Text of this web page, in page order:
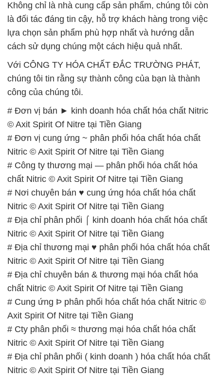
Không chỉ là nhà cung cấp sản phẩm, chúng tôi còn
là đối tác đáng tin cậy, hỗ trợ khách hàng trong việc
lựa chọn sản phẩm phù hợp nhất và hướng dẫn
cách sử dụng chúng một cách hiệu quả nhất.
Với CÔNG TY HÓA CHẤT ĐẮC TRƯỜNG PHÁT,
chúng tôi tin rằng sự thành công của bạn là thành
công của chúng tôi.
# Đơn vị bán ► kinh doanh hóa chất hóa chất Nitric
© Axit Spirit Of Nitre tại Tiền Giang
# Đơn vị cung ứng ~ phân phối hóa chất hóa chất
Nitric © Axit Spirit Of Nitre tại Tiền Giang
# Công ty thương mại — phân phối hóa chất hóa
chất Nitric © Axit Spirit Of Nitre tại Tiền Giang
# Nơi chuyên bán ♥ cung ứng hóa chất hóa chất
Nitric © Axit Spirit Of Nitre tại Tiền Giang
# Địa chỉ phân phối ⌠ kinh doanh hóa chất hóa chất
Nitric © Axit Spirit Of Nitre tại Tiền Giang
# Địa chỉ thương mại ♥ phân phối hóa chất hóa chất
Nitric © Axit Spirit Of Nitre tại Tiền Giang
# Địa chỉ chuyên bán & thương mại hóa chất hóa
chất Nitric © Axit Spirit Of Nitre tại Tiền Giang
# Cung ứng Þ phân phối hóa chất hóa chất Nitric ©
Axit Spirit Of Nitre tại Tiền Giang
# Cty phân phối ≈ thương mại hóa chất hóa chất
Nitric © Axit Spirit Of Nitre tại Tiền Giang
# Địa chỉ phân phối ( kinh doanh ) hóa chất hóa chất
Nitric © Axit Spirit Of Nitre tại Tiền Giang